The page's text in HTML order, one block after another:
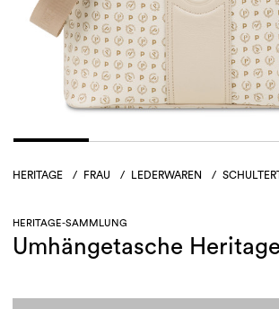
HERITAGE / FRAU / LEDERWAREN /
HERITAGE-SAMMLUNG
Umhängetasche